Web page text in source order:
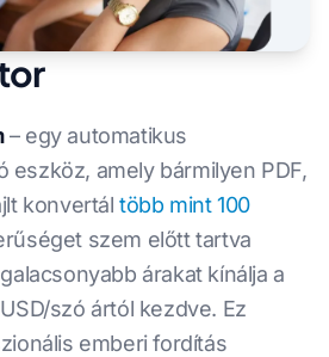
– egy automatikus
eszköz, amely bármilyen PDF,
konvertáltöbb mint 100
szem előtt tartva
árakat kínálja a
szó ártól kezdve. Ez
emberi fordítás